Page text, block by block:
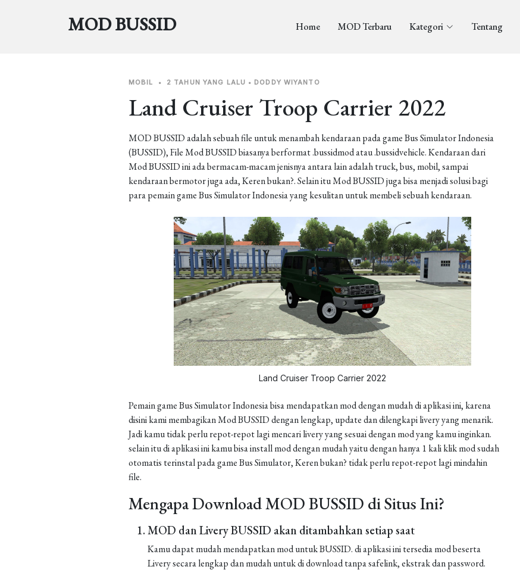
MOD BUSSID Home MOD Terbaru Kategori Tentang
MOBIL • 2 TAHUN YANG LALU • DODDY WIYANTO
Land Cruiser Troop Carrier 2022
MOD BUSSID adalah sebuah file untuk menambah kendaraan pada game Bus Simulator Indonesia
(BUSSID), File Mod BUSSID biasanya berformat .bussidmod atau .bussidvehicle. Kendaraan dari
Mod BUSSID ini ada bermacam-macam jenisnya antara lain adalah truck, bus, mobil, sampai
kendaraan bermotor juga ada, Keren bukan?. Selain itu Mod BUSSID juga bisa menjadi solusi bagi
para pemain game Bus Simulator Indonesia yang kesulitan untuk membeli sebuah kendaraan.
Land Cruiser Troop Carrier 2022
Pemain game Bus Simulator Indonesia bisa mendapatkan mod dengan mudah di aplikasi ini, karena
disini kami membagikan Mod BUSSID dengan lengkap, update dan dilengkapi livery yang menarik.
Jadi kamu tidak perlu repot-repot lagi mencari livery yang sesuai dengan mod yang kamu inginkan.
selain itu di aplikasi ini kamu bisa install mod dengan mudah yaitu dengan hanya 1 kali klik mod sudah
otomatis terinstal pada game Bus Simulator, Keren bukan? tidak perlu repot-repot lagi mindahin
file.
Mengapa Download MOD BUSSID di Situs Ini?
MOD dan Livery BUSSID akan ditambahkan setiap saat
Kamu dapat mudah mendapatkan mod untuk BUSSID. di aplikasi ini tersedia mod beserta
Livery secara lengkap dan mudah untuk di download tanpa safelink, ekstrak dan password.